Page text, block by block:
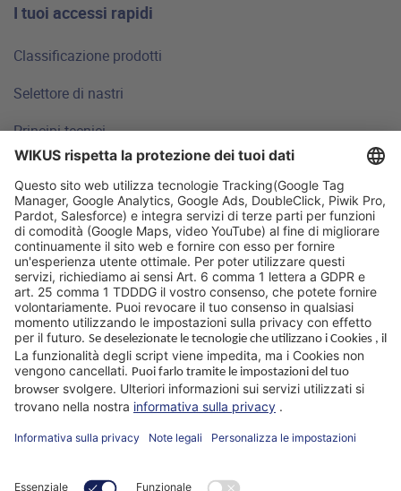
I tuoi accessi rapidi
Classificazione prodotti
Selettore di nastri
Principi tecnici
Sedi
Perché WIKUS
Consulenza
Azienda
App Paramaster®
Seguiteci